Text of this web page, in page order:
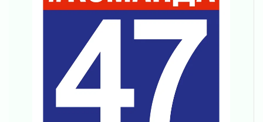
Ладога — не пруд
ПСК через Гослуслуги напомнит жителям
Ленинградской области о неоплаченных
02 августа 2026
Пропавшего подростка нашли в Кировском